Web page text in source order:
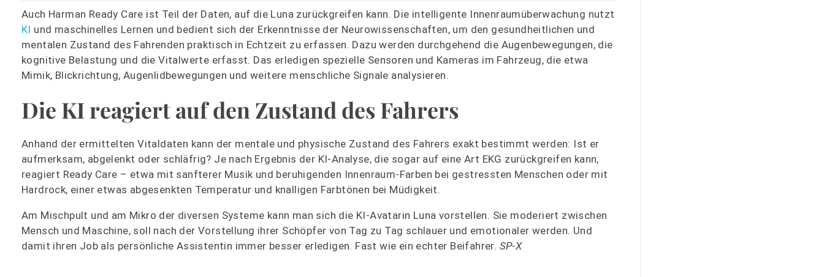
Auch Harman Ready Care ist Teil der Daten, auf die Luna zurückgreifen kann. Die intelligente Innenraumüberwachung nutzt
KI und maschinelles Lernen und bedient sich der Erkenntnisse der Neurowissenschaften, um den gesundheitlichen und
mentalen Zustand des Fahrenden praktisch in Echtzeit zu erfassen. Dazu werden durchgehend die Augenbewegungen, die
kognitive Belastung und die Vitalwerte erfasst. Das erledigen spezielle Sensoren und Kameras im Fahrzeug, die etwa
Mimik, Blickrichtung, Augenlidbewegungen und weitere menschliche Signale analysieren.
Die KI reagiert auf den Zustand des Fahrers
Anhand der ermittelten Vitaldaten kann der mentale und physische Zustand des Fahrers exakt bestimmt werden: Ist er
aufmerksam, abgelenkt oder schläfrig? Je nach Ergebnis der KI-Analyse, die sogar auf eine Art EKG zurückgreifen kann,
reagiert Ready Care – etwa mit sanfterer Musik und beruhigenden Innenraum-Farben bei gestressten Menschen oder mit
Hardrock, einer etwas abgesenkten Temperatur und knalligen Farbtönen bei Müdigkeit.
Am Mischpult und am Mikro der diversen Systeme kann man sich die KI-Avatarin Luna vorstellen. Sie moderiert zwischen
Mensch und Maschine, soll nach der Vorstellung ihrer Schöpfer von Tag zu Tag schlauer und emotionaler werden. Und
damit ihren Job als persönliche Assistentin immer besser erledigen. Fast wie ein echter Beifahrer. SP-X